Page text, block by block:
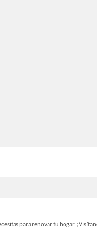
para renovar tu hogar.